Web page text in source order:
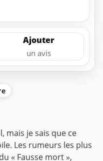
Ajouter
un avis
mais je sais que ce
Les rumeurs les plus
« Fausse mort »,